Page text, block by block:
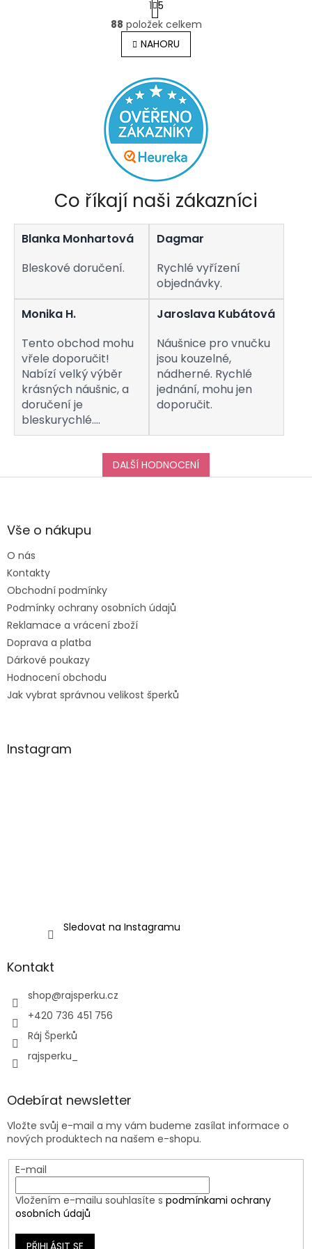
O
v
l
á
a
c
í
p
r
v
k
y
v
ý
i
s
t
r
á
n
k
v
á
n
í
1 5
88 položek celkem
NAHORU
Co říkají naši zákazníci
Blanka Monhartová
Bleskové doručení.
Dagmar
Rychlé vyřízení
objednávky.
Monika H.
Tento obchod mohu
vřele doporučit!
Nabízí velký výběr
krásných náušnic, a
doručení je
bleskurychlé.
Komunikaci s
obchodem hodnotím
taktéž na jedničku!
Děkuji za vše, a určitě
Jaroslava Kubátová
Náušnice pro vnučku
jsou kouzelné,
nádherné. Rychlé
jednání, mohu jen
doporučit.
DALŠÍ HODNOCENÍ
Z
aVše o nákupu
O nás
Kontakty
Obchodní podmínky
Podmínky ochrany osobních údajů
Reklamace a vrácení zboží
Doprava a platba
Dárkové poukazy
Hodnocení obchodu
Jak vybrat správnou velikost šperků
Instagram
Sledovat na Instagramu
Kontakt
shop@rajsperku.cz
+420 736 451 756
Ráj Šperků
rajsperku_
Odebírat newsletter
Vložte svůj e-mail a my vám budeme zasílat informace o
nových produktech na našem e-shopu.
E-mail
Vložením e-mailu souhlasíte s podmínkami ochrany
osobních údajů